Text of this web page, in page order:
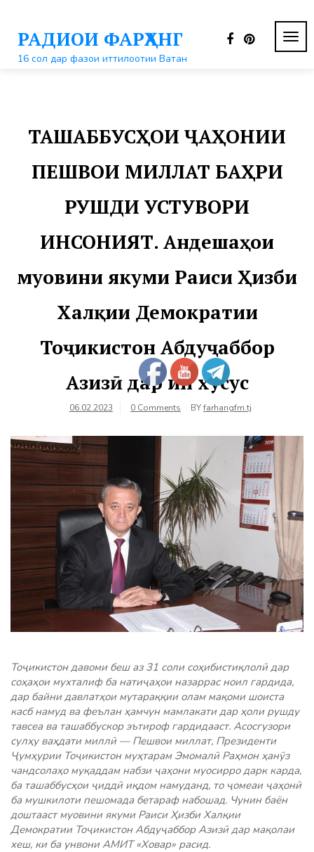
контентуРАДИОИ ФАРҲАНГ
16 сол дар фазои иттилоотии Ватан
ТАШАББУСҲОИ ҶАҲОНИИ
ПЕШВОИ МИЛЛАТ БАҲРИ
РУШДИ УСТУВОРИ
ИНСОНИЯТ. Андешаҳои
муовини якуми Раиси Ҳизби
Халқии Демократии
Тоҷикистон Абдуҷаббор
Азизӣ дар ин хусус
06.02.2023 0 Comments BYfarhangfm.tj
Тоҷикистон давоми беш аз 31 соли соҳибистиқлолӣ дар
соҳаҳои мухталиф ба натиҷаҳои назаррас ноил гардида,
дар байни давлатҳои мутараққии олам мақоми шоиста
касб намуд ва феълан ҳамчун мамлакати дар ҳоли рушду
тавсеа ва ташаббускор эътироф гардидааст. Асосгузори
сулҳу ваҳдати миллӣ — Пешвои миллат, Президенти
Ҷумҳурии Тоҷикистон муҳтарам Эмомалӣ Раҳмон ҳанӯз
чандсолаҳо муқаддам набзи ҷаҳони муосирро дарк карда,
ба ташаббусҳои ҷиддӣ иқдом намуданд, то ҷомеаи ҷаҳонӣ
ба мушкилоти пешомада бетараф набошад. Чунин баён
доштааст муовини якуми Раиси Ҳизби Халқии
Демократии Тоҷикистон Абдуҷаббор Азизӣ дар мақолаи
хеш, ки ба унвони АМИТ «Ховар» расид.